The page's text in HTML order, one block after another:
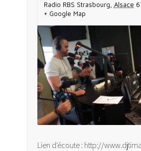
Radio RBS Strasbourg Alsace
+ Google Map
Lien d'écoute : http://